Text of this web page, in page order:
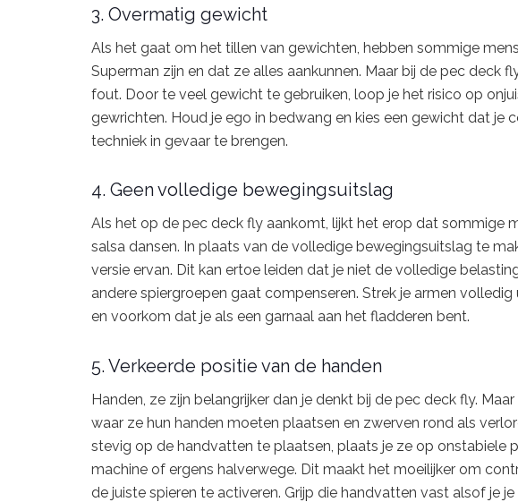
3. Overmatig gewicht
Als het gaat om het tillen van gewichten, hebben sommige
Superman zijn en dat ze alles aankunnen. Maar bij de pec deck
fout. Door te veel gewicht te gebruiken, loop je het risico op
gewrichten. Houd je ego in bedwang en kies een gewicht dat je
techniek in gevaar te brengen.
4. Geen volledige bewegingsuitslag
Als het op de pec deck fly aankomt, lijkt het erop dat sommige
salsa dansen. In plaats van de volledige bewegingsuitslag te
versie ervan. Dit kan ertoe leiden dat je niet de volledige
andere spiergroepen gaat compenseren. Strek je armen
en voorkom dat je als een garnaal aan het fladderen bent.
5. Verkeerde positie van de handen
Handen, ze zijn belangrijker dan je denkt bij de pec deck fly.
waar ze hun handen moeten plaatsen en zwerven rond als
stevig op de handvatten te plaatsen, plaats je ze op onstabiele
machine of ergens halverwege. Dit maakt het moeilijker om
de juiste spieren te activeren. Grijp die handvatten vast alsof je